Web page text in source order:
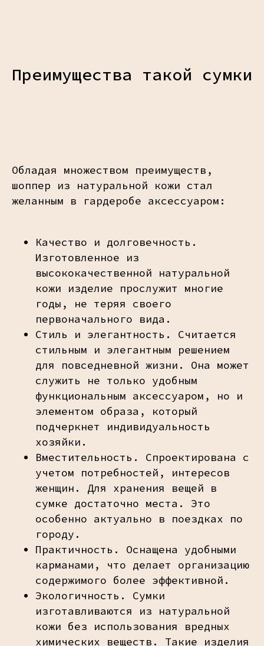
Преимущества такой сумки
Обладая множеством преимуществ,
шоппер из натуральной кожи стал
желанным в гардеробе аксессуаром:
Качество и долговечность.
Изготовленное из
высококачественной натуральной
кожи изделие прослужит многие
годы, не теряя своего
первоначального вида.
Стиль и элегантность. Считается
стильным и элегантным решением
для повседневной жизни. Она может
служить не только удобным
функциональным аксессуаром, но и
элементом образа, который
подчеркнет индивидуальность
хозяйки.
Вместительность. Спроектирована с
учетом потребностей, интересов
женщин. Для хранения вещей в
сумке достаточно места. Это
особенно актуально в поездках по
городу.
Практичность. Оснащена удобными
карманами, что делает организацию
содержимого более эффективной.
Экологичность. Сумки
изготавливаются из натуральной
кожи без использования вредных
химических веществ. Такие изделия